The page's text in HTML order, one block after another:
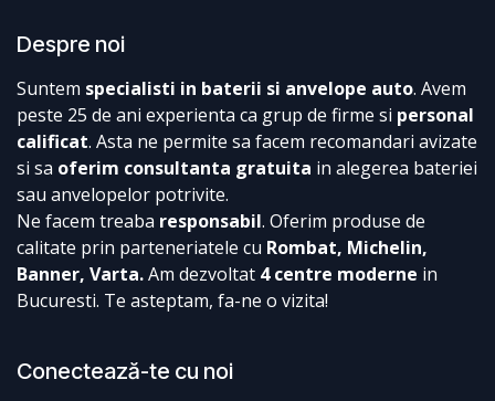
Despre noi
Suntem specialisti in baterii si anvelope auto. Avem
peste 25 de ani experienta ca grup de firme si personal
calificat. Asta ne permite sa facem recomandari avizate
si sa oferim consultanta gratuita in alegerea bateriei
sau anvelopelor potrivite.
Ne facem treaba responsabil. Oferim produse de
calitate prin parteneriatele cu Rombat, Michelin,
Banner, Varta.Am dezvoltat 4 centre moderne in
Bucuresti. Te asteptam, fa-ne o vizita!
Conectează-te cu noi